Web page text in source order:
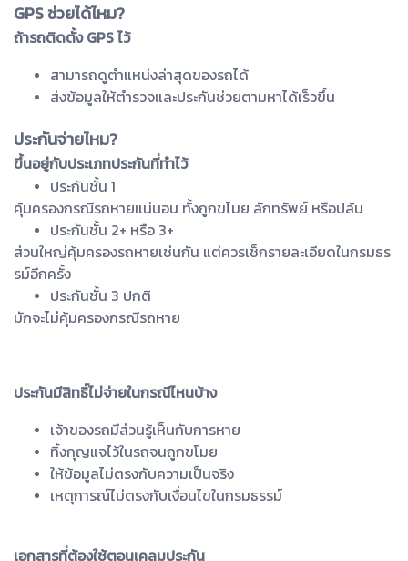
GPS ช่วยได้ไหม?
ถ้ารถติดตั้ง GPS ไว้
สามารถดูตำแหน่งล่าสุดของรถได้
ส่งข้อมูลให้ตำรวจและประกันช่วยตามหาได้เร็วขึ้น
ประกันจ่ายไหม?
ขึ้นอยู่กับประเภทประกันที่ทำไว้
ประกันชั้น 1
คุ้มครองกรณีรถหายแน่นอน ทั้งถูกขโมย ลักทรัพย์ หรือปล้น
ประกันชั้น 2+ หรือ 3+
ส่วนใหญ่คุ้มครองรถหายเช่นกัน แต่ควรเช็กรายละเอียดในกรมธร
รม์อีกครั้ง
ประกันชั้น 3 ปกติ
มักจะไม่คุ้มครองกรณีรถหาย
ประกันมีสิทธิ์ไม่จ่ายในกรณีไหนบ้าง
เจ้าของรถมีส่วนรู้เห็นกับการหาย
ทิ้งกุญแจไว้ในรถจนถูกขโมย
ให้ข้อมูลไม่ตรงกับความเป็นจริง
เหตุการณ์ไม่ตรงกับเงื่อนไขในกรมธรรม์
เอกสารที่ต้องใช้ตอนเคลมประกัน